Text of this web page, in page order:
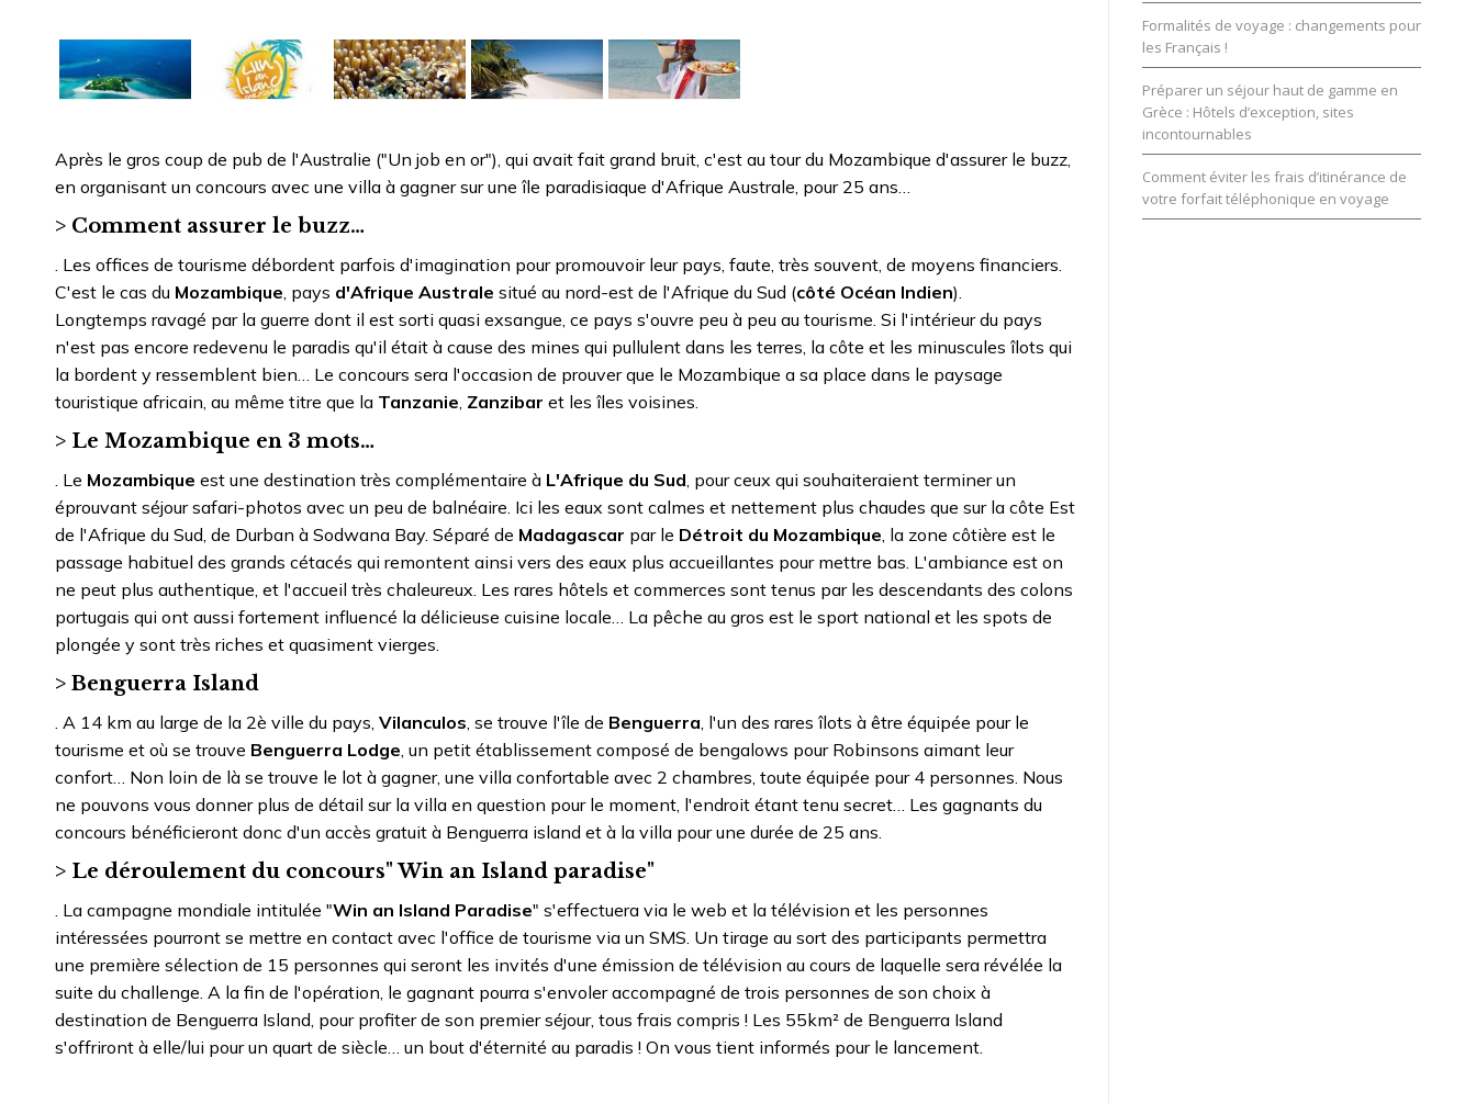
Après le gros coup de pub de l'Australie ("Un job en or"), qui avait fait grand bruit, c'est au tour du Mozambique d'assurer le buzz,
en organisant un concours avec une villa à gagner sur une île paradisiaque d'Afrique Australe, pour 25 ans…
> Comment assurer le buzz…
. Les offices de tourisme débordent parfois d'imagination pour promouvoir leur pays, faute, très souvent, de moyens financiers.
C'est le cas du Mozambique , pays d'Afrique Australe situé au nord-est de l'Afrique du Sud (côté Océan Indien).
Longtemps ravagé par la guerre dont il est sorti quasi exsangue, ce pays s'ouvre peu à peu au tourisme. Si l'intérieur du pays
n'est pas encore redevenu le paradis qu'il était à cause des mines qui pullulent dans les terres, la côte et les minuscules îlots qui
la bordent y ressemblent bien… Le concours sera l'occasion de prouver que le Mozambique a sa place dans le paysage
touristique africain, au même titre que la Tanzanie Zanzibar et les îles voisines.
> Le Mozambique en 3 mots…
. Le Mozambique est une destination très complémentaire à L'Afrique du Sud , pour ceux qui souhaiteraient terminer un
éprouvant séjour safari-photos avec un peu de balnéaire. Ici les eaux sont calmes et nettement plus chaudes que sur la côte Est
de l'Afrique du Sud, de Durban à Sodwana Bay. Séparé de Madagascar par le Détroit du Mozambique , la zone côtière est le
passage habituel des grands cétacés qui remontent ainsi vers des eaux plus accueillantes pour mettre bas. L'ambiance est on
ne peut plus authentique, et l'accueil très chaleureux. Les rares hôtels et commerces sont tenus par les descendants des colons
portugais qui ont aussi fortement influencé la délicieuse cuisine locale… La pêche au gros est le sport national et les spots de
plongée y sont très riches et quasiment vierges.
> Benguerra Island
. A 14 km au large de la 2è ville du pays, Vilanculos , se trouve l'île de Benguerra , l'un des rares îlots à être équipée pour le
tourisme et où se trouve Benguerra Lodge , un petit établissement composé de bengalows pour Robinsons aimant leur
confort… Non loin de là se trouve le lot à gagner, une villa confortable avec 2 chambres, toute équipée pour 4 personnes. Nous
ne pouvons vous donner plus de détail sur la villa en question pour le moment, l'endroit étant tenu secret… Les gagnants du
concours bénéficieront donc d'un accès gratuit à Benguerra island et à la villa pour une durée de 25 ans.
> Le déroulement du concours" Win an Island paradise"
. La campagne mondiale intitulée "Win an Island Paradise" s'effectuera via le web et la télévision et les personnes
intéressées pourront se mettre en contact avec l'office de tourisme via un SMS. Un tirage au sort des participants permettra
une première sélection de 15 personnes qui seront les invités d'une émission de télévision au cours de laquelle sera révélée la
suite du challenge. A la fin de l'opération, le gagnant pourra s'envoler accompagné de trois personnes de son choix à
destination de Benguerra Island, pour profiter de son premier séjour, tous frais compris ! Les 55km² de Benguerra Island
s'offriront à elle/lui pour un quart de siècle… un bout d'éternité au paradis ! On vous tient informés pour le lancement.
Formalités de voyage : changements pour
les Français !
Préparer un séjour haut de gamme en
Grèce : Hôtels d’exception, sites
incontournables
Comment éviter les frais d’itinérance de
votre forfait téléphonique en voyage